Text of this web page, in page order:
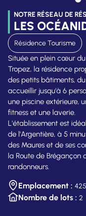
NOTRE RÉSEAU DE
LES
Résidence Tourisme
Située en plein cœur du
Tropez, la résidence
des petits bâtiments,
accueillir jusqu'à 6
une piscine extérieure,
fitness et une laverie.
L'établissement est
de l'Argentière, à 5
des Maures et de ses
la Route de Brégançon
randonneurs.
Emplacement :
Nombre de lots : 2